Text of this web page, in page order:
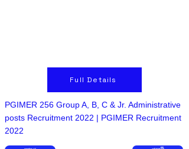
Full Details
PGIMER 256 Group A, B, C & Jr. Administrative
posts Recruitment 2022 | PGIMER Recruitment
2022